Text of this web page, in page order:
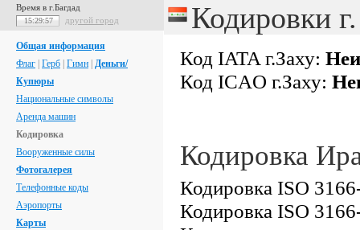
Время в г.Багдад
15:29:58 другой город
Общая информация
Флаг Герб Гимн Деньги/
Купюры
Национальные символы
Аренда машин
Кодировка
Вооруженные силы
Фотогалерея
Телефонные коды
Аэропорты
Карты
Кодировки
Код IATA г.Заху:
Код ICAO г.Заху:
Кодировка
Кодировка ISO
Кодировка ISO